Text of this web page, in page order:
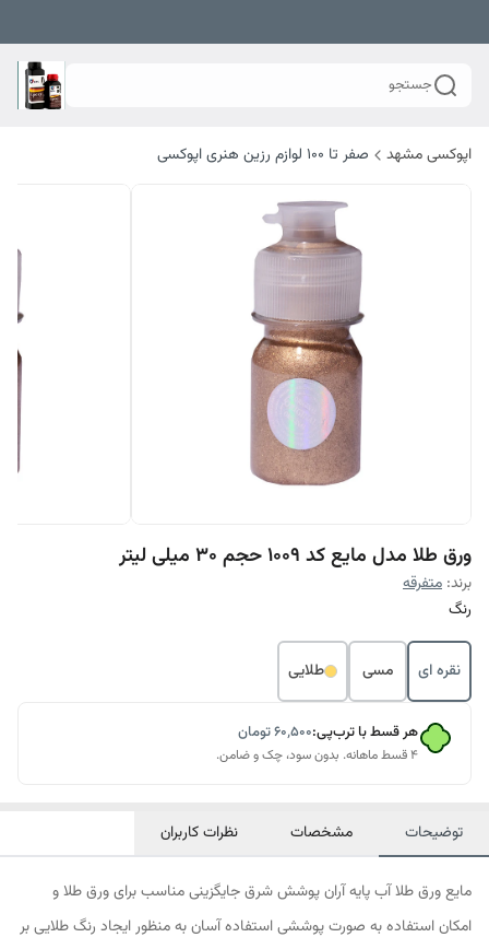
جستجو
اپوکسی مشهد صفر تا ۱۰۰ لوازم رزین هنری اپوکسی
ورق طلا مدل مایع کد 1009 حجم 30 میلی لیتر
برند: متفرقه
رنگ
نقره ای مسی طلایی
هر قسط با ترب‌پی:۶۰٬۵۰۰تومان
۴ قسط ماهانه. بدون سود، چک و ضامن.
توضیحات مشخصات نظرات کاربران
مایع ورق طلا آب پایه آران پوشش شرق جایگزینی مناسب برای ورق طلا و
امکان استفاده به صورت پوششی استفاده آسان به منظور ایجاد رنگ طلایی بر